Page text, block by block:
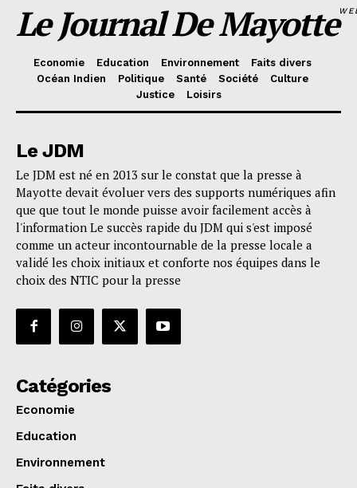
Le Journal De Mayotte
Economie Education Environnement
Faits divers
Océan Indien
Politique Santé Société
Culture
Justice
Loisirs
Le JDM
Le JDM est né en 2013 sur le constat que la presse à
Mayotte devait évoluer vers des supports numériques afin
que que tout le monde puisse avoir facilement accès à
l'information Le succès rapide du JDM qui s'est imposé
comme un acteur incontournable de la presse locale a
validé les choix initiaux et conforte nos équipes dans le
choix des NTIC pour la presse
Catégories
Economie
Education
Environnement